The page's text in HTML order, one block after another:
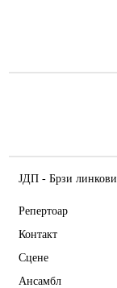
ЈДП - Брзи линкови
Репертоар
Контакт
Сцене
Ансамбл